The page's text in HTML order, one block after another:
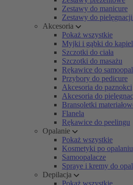
Zestawy do manicure
Zestawy do pielęgnacji
Akcesoria
Pokaż wszystkie
Myjki i gąbki do
Szczotki do ciała
Szczotki do masażu
Rękawice do
Przybory do pedicure
Akcesoria do paznokci
Akcesoria do
Bransoletki
Flanela
Rękawice do peelingu
Opalanie
Pokaż wszystkie
Kosmetyki po opalaniu
Samoopalacze
Spraye i kremy do
Depilacja
Pokaż wszystkie